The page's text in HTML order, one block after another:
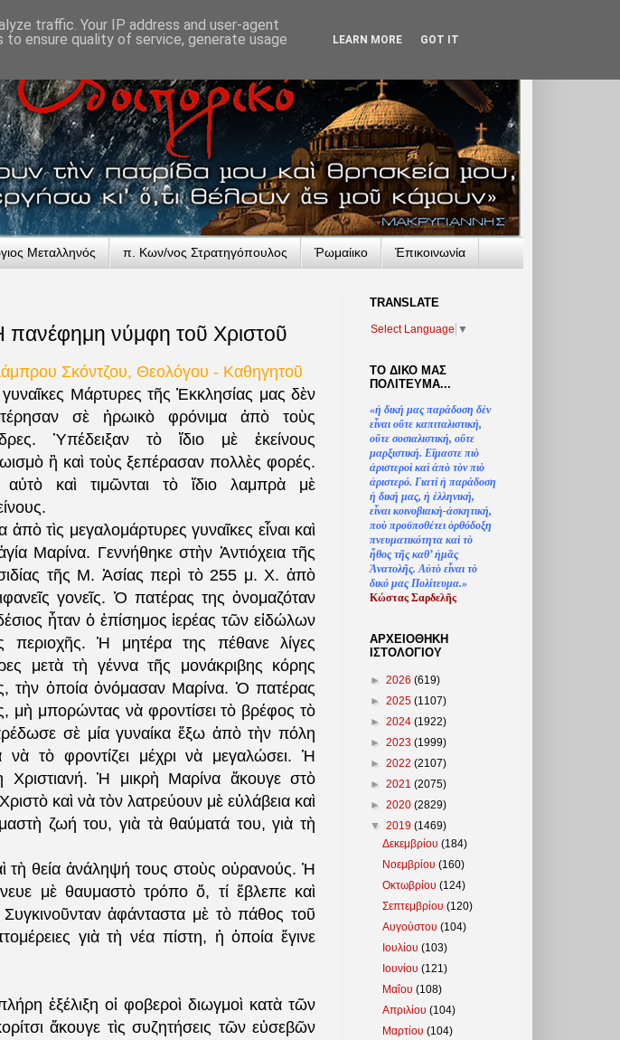
Μεταλληνός π. Κων/νος Στρατηγόπουλος Ῥωμαίικο Ἐπικοινωνία
πανέφημη νύμφη τοῦ Χριστοῦ
Σκόντζου, Θεολόγου - Καθηγητοῦ
Μάρτυρες τῆς Ἐκκλησίας μας δὲν
σὲ ἡρωικὸ φρόνιμα ἀπὸ τοὺς
Ὑπέδειξαν τὸ ἴδιο μὲ ἐκείνους
ἢ καὶ τοὺς ξεπέρασαν πολλὲς φορές.
αὐτὸ καὶ τιμῶνται τὸ ἴδιο λαμπρὰ μὲ
ἀπὸ τὶς μεγαλομάρτυρες γυναῖκες εἶναι καὶ
Μαρίνα. Γεννήθηκε στὴν Ἀντιόχεια τῆς
τῆς Μ. Ἀσίας περὶ τὸ 255 μ. Χ. ἀπὸ
γονεῖς. Ὁ πατέρας της ὀνομαζόταν
ἦταν ὁ ἐπίσημος ἱερέας τῶν εἰδώλων
περιοχῆς. Ἡ μητέρα της πέθανε λίγες
μετὰ τὴ γέννα τῆς μονάκριβης κόρης
τὴν ὁποία ὀνόμασαν Μαρίνα. Ὁ πατέρας
μὴ μπορώντας νὰ φροντίσει τὸ βρέφος τὸ
σὲ μία γυναίκα ἔξω ἀπὸ τὴν πόλη
νὰ τὸ φροντίζει μέχρι νὰ μεγαλώσει. Ἡ
Χριστιανή. Ἡ μικρὴ Μαρίνα ἄκουγε στὸ
καὶ νὰ τὸν λατρεύουν μὲ εὐλάβεια καὶ
ζωή του, γιὰ τὰ θαύματά του, γιὰ τὴ
τὴ θεία ἀνάληψή τους στοὺς οὐρανούς. Ἡ
μὲ θαυμαστὸ τρόπο ὅ, τί ἔβλεπε καὶ
ἀφάνταστα μὲ τὸ πάθος τοῦ
γιὰ τὴ νέα πίστη, ἡ ὁποία ἔγινε
ἐξέλιξη οἱ φοβεροὶ διωγμοὶ κατὰ τῶν
ἄκουγε τὶς συζητήσεις τῶν εὐσεβῶν
TRANSLATΕ
Select Language ▼
ΤΟ ΔΙΚΟ ΜΑΣ
ΠΟΛΙΤΕΥΜΑ...
«ἡ δική μας παράδοση δὲν
εἶναι οὔτε καπιταλιστική,
οὔτε σοσιαλιστική, οὔτε
μαρξιστική. Εἴμαστε πιὸ
ἀριστεροὶ καὶ ἀπὸ τὸν πιὸ
ἀριστερό. Γιατίἡ παράδοση
ἡ δική μας, ἡ ἑλληνική,
εἶναι κοινοβιακὴ-ἀσκητική,
ποὺ προϋποθέτει ὀρθόδοξη
πνευματικότητα καὶ τὸ
ἦθος τῆς καθ’ἠμᾶς
Ἀνατολῆς. Αὐτὸ εἶναι τὸ
δικό μας Πολίτευμα.»
Κώστας Σαρδελῆς
ΑΡΧΕΙΟΘΗΚΗ
ΙΣΤΟΛΟΓΙΟΥ
► 2026 (619)
► 2025 (1107)
► 2024 (1922)
► 2023 (1999)
► 2022 (2107)
► 2021 (2075)
► 2020 (2829)
▼ 2019 (1469)
Δεκεμβρίου(184)
Νοεμβρίου(160)
Οκτωβρίου(124)
Σεπτεμβρίου(120)
Αυγούστου(104)
Ιουλίου(103)
Ιουνίου(121)
Μαΐου(108)
Απριλίου(104)
Μαρτίου(104)
traffic. Your IP address and user-agent
ensure quality of service, generate usage
LEARN MORE GOT IT